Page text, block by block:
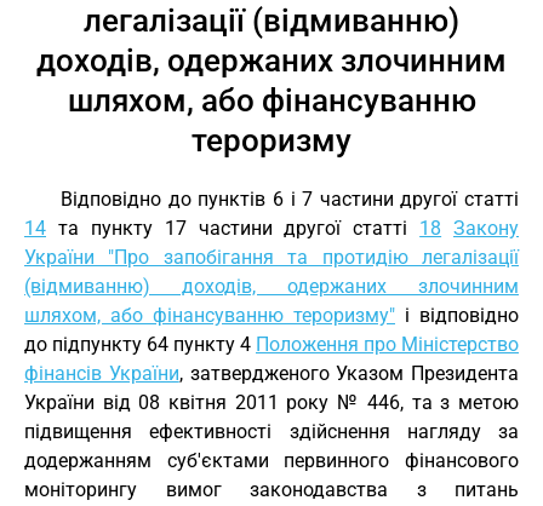
легалізації (відмиванню)
доходів, одержаних злочинним
шляхом, або фінансуванню
тероризму
Відповідно до пунктів 6 і 7 частини другої статті
14 та пункту 17 частини другої статті 18 Закону
України "Про запобігання та протидію легалізації
(відмиванню) доходів, одержаних злочинним
шляхом, або фінансуванню тероризму" і відповідно
до підпункту 64 пункту 4 Положення про Міністерство
фінансів України, затвердженого Указом Президента
України від 08 квітня 2011 року № 446, та з метою
підвищення ефективності здійснення нагляду за
додержанням суб'єктами первинного фінансового
моніторингу вимог законодавства з питань